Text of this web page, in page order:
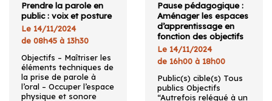
Prendre la parole en
public : voix et posture
Le 14/11/2024
de 08h45 à 13h30
Objectifs – Maîtriser les
éléments techniques de
la prise de parole à
l’oral – Occuper l’espace
physique et sonore
Pause pédagogique :
Aménager les espaces
d’apprentissage en
fonction des objectifs
Le 14/11/2024
de 16h00 à 18h00
Public(s) cible(s) Tous
publics Objectifs
“Autrefois relégué à un